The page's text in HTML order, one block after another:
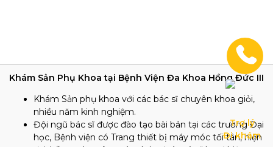
Khám Sản Phụ Khoa tại Bệnh Viện Đa Khoa Hồng Đức III
Khám Sản phụ khoa với các bác sĩ chuyên khoa giỏi,
nhiều năm kinh nghiệm.
Đội ngũ bác sĩ được đào tạo bài bản tại các trường Đại
học, Bệnh viện có Trang thiết bị máy móc tối tân, hiện
Trợ lý
Đi khám